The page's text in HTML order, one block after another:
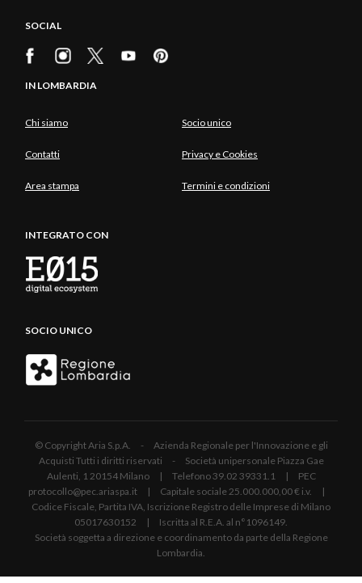
SOCIAL
IN LOMBARDIA
Chi siamo Socio unico
Contatti Privacy e Cookies
Area stampa Termini e condizioni
INTEGRATO CON
SOCIO UNICO
© Copyright Aria S.p.A. - Azienda Regionale per l'Innovazione e gli
Acquisti Tutti i diritti riservati - Società unipersonale Piazza Gae
Aulenti, 1 20154 Milano | Telefono 39.02 39331.1 | PEC
protocollo@pec.ariaspa.it | Capitale sociale 25.000.000,00 € i.v. |
Codice Fiscale, Partita IVA, Iscrizione Registro delle Imprese di Milano
05017630152 | Iscritta al R.E.A. al n°1096149.
Società soggetta a direzione e coordinamento da parte della Regione
Lombardia.